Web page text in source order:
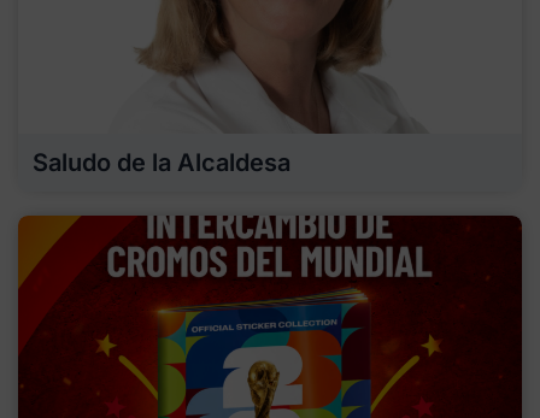
Saludo de la Alcaldesa